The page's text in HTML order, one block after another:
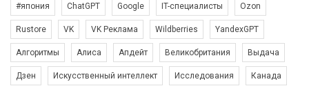
#япония ChatGPT Google IT-специалисты Ozon
Rustore VK VK Реклама Wildberries YandexGPT
Алгоритмы Алиса Апдейт Великобритания Выдача
Дзен Искусственный интеллект Исследования Канада